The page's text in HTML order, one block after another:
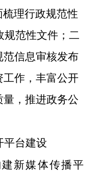
理行政规范性
规范性文件；二
信息审核发布
作，丰富公开
，推进政务公
平台建设
新媒体传播平